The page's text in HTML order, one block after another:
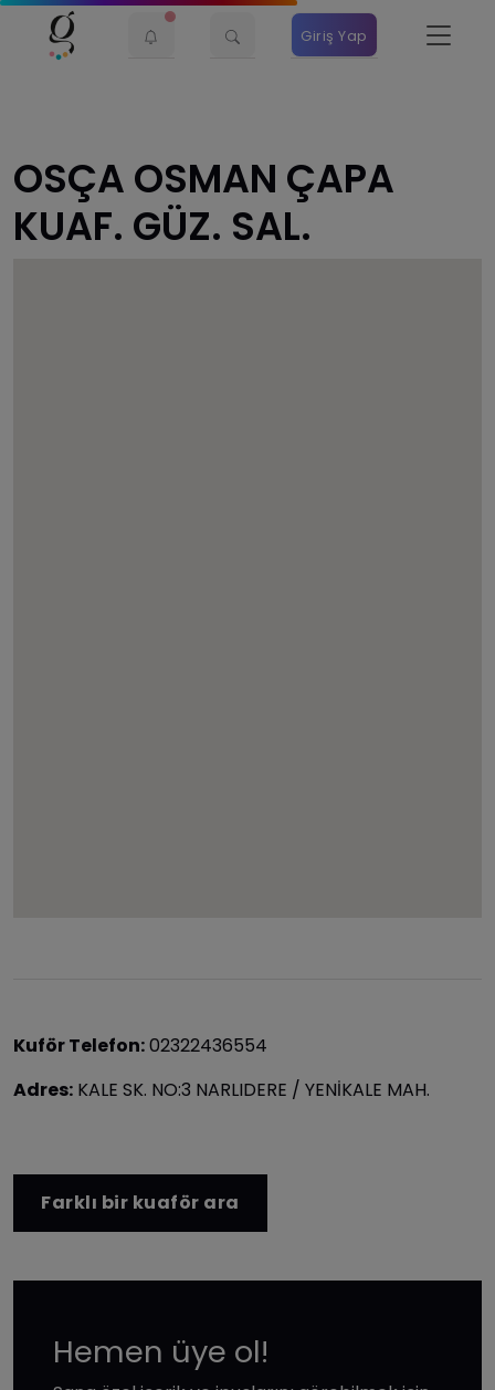
Giriş Yap
OSÇA OSMAN ÇAPA
KUAF. GÜZ. SAL.
Kuför Telefon:02322436554
Adres: KALE SK. NO:3 NARLIDERE / YENİKALE MAH.
Farklı bir kuaför ara
Hemen üye ol!